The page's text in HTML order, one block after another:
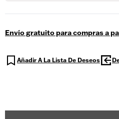
Envío gratuito para compras a
Añadir A La Lista De Deseos